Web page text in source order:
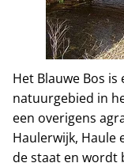
Het Blauwe Bos
natuurgebied in
een overigens
Haulerwijk, Haule
de staat en wordt